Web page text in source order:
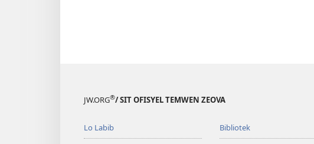
JW.ORG®/ SIT OFISYEL TEMWEN ZEOVA
Lo Labib Bibliotek